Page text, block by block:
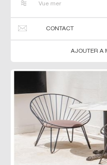
Vue mer
CONTACT
AJOUTER A